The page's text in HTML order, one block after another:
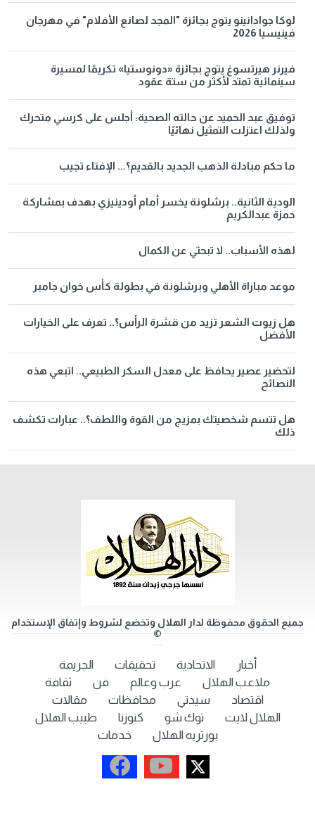
لوكا جوادانينو يتوج بجائزة "المجد لصانع الأفلام" في مهرجان
فينيسيا 2026
فيرنر هيرتسوغ يتوج بجائزة «دونوستيا» تكريمًا لمسيرة
سينمائية تمتد لأكثر من ستة عقود
توفيق عبد الحميد عن حالته الصحية: أجلس على كرسي متحرك
ولذلك اعتزلت التمثيل نهائيًا
ما حكم مبادلة الذهب الجديد بالقديم؟... الإفتاء تجيب
الودية الثانية.. برشلونة يخسر أمام أودينيزي بهدف بمشاركة
حمزة عبدالكريم
لهذه الأسباب.. لا تبحثي عن الكمال
موعد مباراة الأهلي وبرشلونة في بطولة كأس خوان جامبر
هل زيوت الشعر تزيد من قشرة الرأس؟.. تعرف على الخيارات
الأفضل
لتحضير عصير يحافظ على معدل السكر الطبيعي.. اتبعي هذه
النصائح
هل تتسم شخصيتك بمزيج من القوة واللطف؟.. عبارات تكشف
ذلك
جميع الحقوق محفوظة لدار الهلال وتخضع لشروط وإتفاق الإستخدام
©
أخبار الاتحادية تحقيقات
الجريمة
ملاعب الهلال
عرب وعالم فن
ثقافة
اقتصاد
سيدتي محافظات
مقالات
الهلال لايت
توك شو كنوزنا
طبيب الهلال
بورتريه الهلال
خدمات